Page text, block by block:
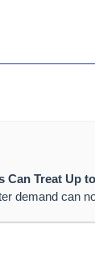
Can Treat Up
demand can